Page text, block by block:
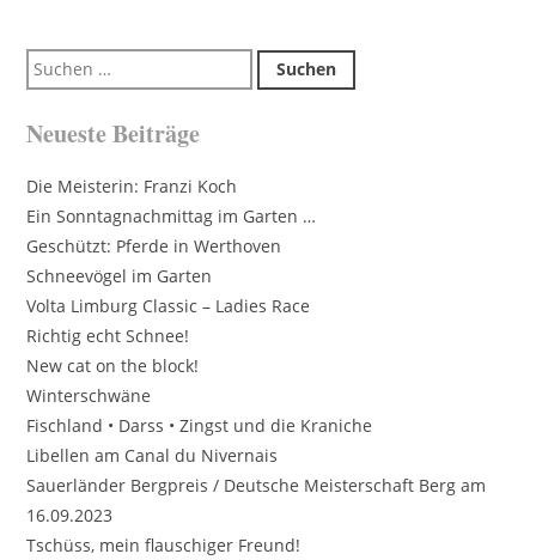
Suchen
nach:
Neueste Beiträge
Die Meisterin: Franzi Koch
Ein Sonntagnachmittag im Garten …
Geschützt: Pferde in Werthoven
Schneevögel im Garten
Volta Limburg Classic – Ladies Race
Richtig echt Schnee!
New cat on the block!
Winterschwäne
Fischland • Darss • Zingst und die Kraniche
Libellen am Canal du Nivernais
Sauerländer Bergpreis / Deutsche Meisterschaft Berg am
16.09.2023
Tschüss, mein flauschiger Freund!